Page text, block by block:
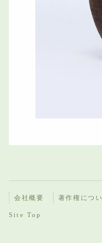
会社概要 著作権につ
Site Top